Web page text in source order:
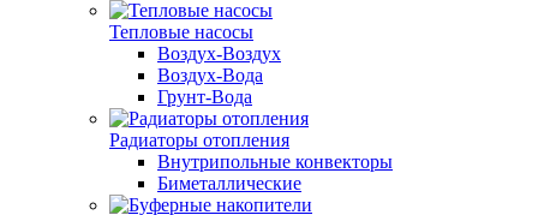
Тепловые насосы
Воздух-Воздух
Воздух-Вода
Грунт-Вода
Радиаторы отопления
Внутрипольные конвекторы
Биметаллические